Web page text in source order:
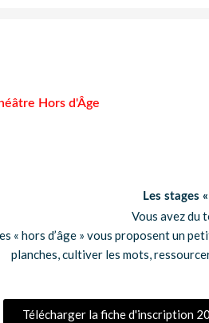
Hors d'Âge
Les stages
Vous avez du
« hors d’âge » vous proposent un
planches, cultiver les mots,
Télécharger la fiche d'inscription